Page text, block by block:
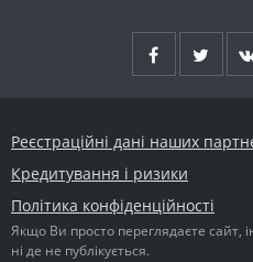
Реєстраційні дані наших
Кредитування і ризики
Політика конфіденційності
Якщо Ви просто переглядаєте сайт,
ні де не публікується.